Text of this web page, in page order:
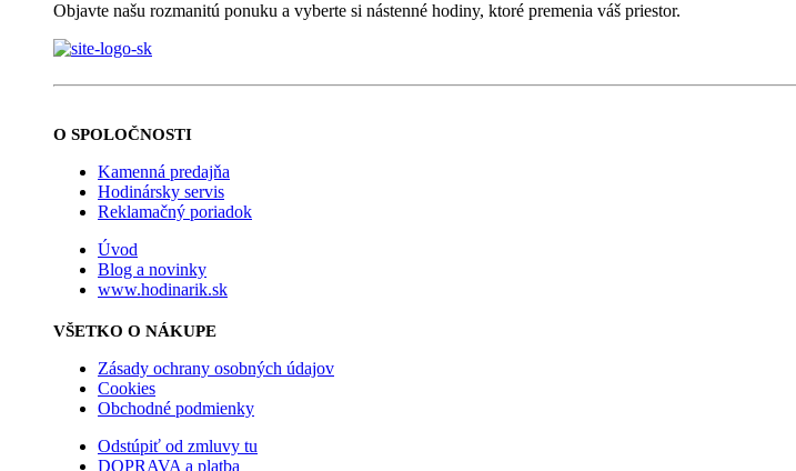
Objavte našu rozmanitú ponuku a vyberte si nástenné hodiny, ktoré premenia váš priestor.
O SPOLOČNOSTI
Kamenná predajňa
Hodinársky servis
Reklamačný poriadok
Úvod
Blog a novinky
www.hodinarik.sk
VŠETKO O NÁKUPE
Zásady ochrany osobných údajov
Cookies
Obchodné podmienky
Odstúpiť od zmluvy tu
DOPRAVA a platba